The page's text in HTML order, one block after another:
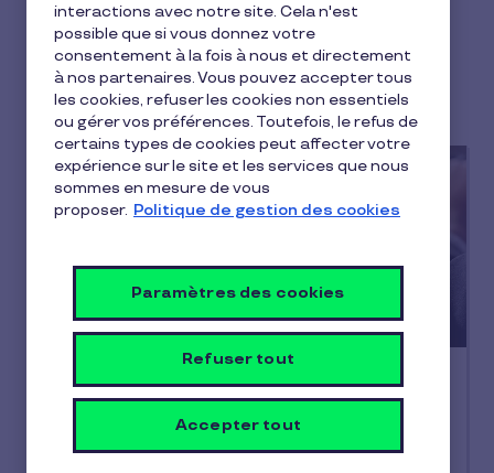
Je me restaure La vie chez Pluxee
Ma vie avec Pluxee Ressources humaines
SME's
PV de carence CSE : qu’est-ce que
c’est et comment l’établir ?
Aujourd’hui, on vous propose de décrypter
interactions avec notre site. Cela n'est
possible que si vous donnez votre
consentement à la fois à nous et directement
à nos partenaires. Vous pouvez accepter tous
les cookies, refuser les cookies non essentiels
ou gérer vos préférences. Toutefois, le refus de
certains types de cookies peut affecter votre
expérience sur le site et les services que nous
sommes en mesure de vous
proposer. Politique de gestion des cookies
Paramètres des cookies
Refuser tout
Accepter tout